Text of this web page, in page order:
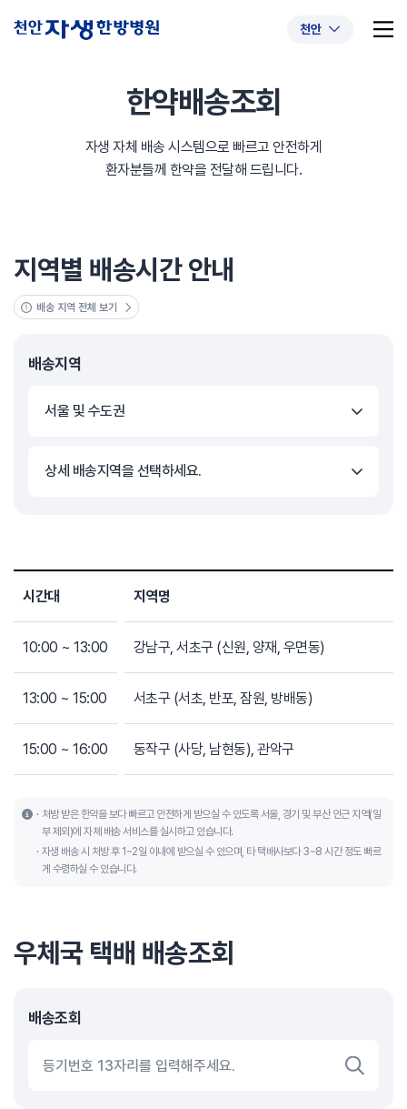
천안
#초음파약침 #척추압박골절
한약배송조회
자생 자체 배송 시스템으로 빠르고 안전하게
환자분들께 한약을 전달해 드립니다.
지역별 배송시간 안내
배송 지역 전체 보기
배송지역
서울 및 수도권
상세 배송지역을 선택하세요.
시간대 지역명
10:00 ~ 13:00 강남구, 서초구 (신원, 양재, 우면동)
13:00 ~ 15:00 서초구 (서초, 반포, 잠원, 방배동)
15:00 ~ 16:00 동작구 (사당, 남현동), 관악구
처방 받은 한약을 보다 빠르고 안전하게 받으실 수 있도록 서울, 경기 및 부산 인근 지역(일
부 제외)에 자체 배송 서비스를 실시하고 있습니다.
자생 배송 시 처방 후 1~2일 이내에 받으실 수 있으며, 타 택배사보다 3~8 시간 정도 빠르
게 수령하실 수 있습니다.
우체국 택배 배송조회
배송조회